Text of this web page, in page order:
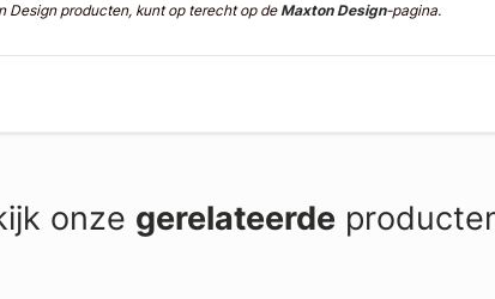
Design producten, kunt op terecht op deMaxton Design-pagina.
onze gerelateerde